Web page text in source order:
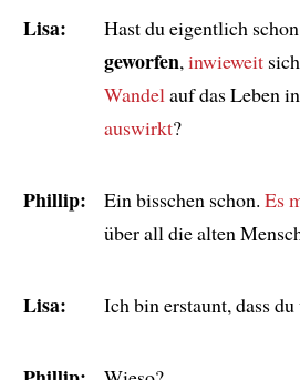
Lisa: Hast du eigentlich
geworfen, inwieweit
Wandel auf das Leben
auswirkt?
Phillip: Ein bisschen schon. Es
über all die alten
Lisa: Ich bin erstaunt, dass